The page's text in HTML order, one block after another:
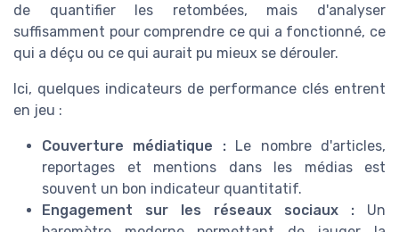
de quantifier les retombées, mais d'analyser
suffisamment pour comprendre ce qui a fonctionné, ce
qui a déçu ou ce qui aurait pu mieux se dérouler.
Ici, quelques indicateurs de performance clés entrent
en jeu :
Couverture médiatique :Le nombre d'articles,
reportages et mentions dans les médias est
souvent un bon indicateur quantitatif.
Engagement sur les réseaux sociaux : Un